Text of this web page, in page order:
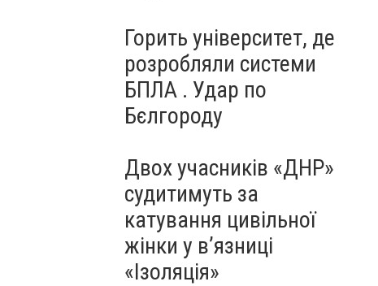
Горить університет, де
розробляли системи
БПЛА . Удар по
Бєлгороду
Двох учасників «ДНР»
судитимуть за
катування цивільної
жінки у в’язниці
«Ізоляція»